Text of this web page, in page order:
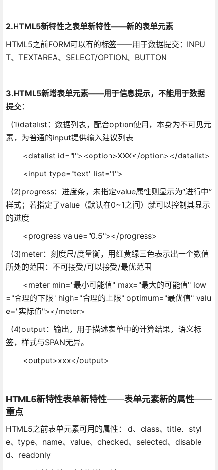
2.HTML5新特性之表单新特性——新的表单元素
HTML5之前FORM可以有的标签——用于数据提交：INPU
T、TEXTAREA、SELECT/OPTION、BUTTON
3.HTML5新增表单元素——用于信息提示，不能用于数据
提交：
(1)datalist：数据列表，配合option使用，本身为不可见元
素，为普通的input提供输入建议列表
<datalist id="l"><option>XXX</option></datalist>
<input type="text" list="l">
(2)progress：进度条，未指定value属性则显示为“进行中”
样式；若指定了value（默认在0~1之间）就可以控制其显示
的进度
<progress value="0.5"></progress>
(3)meter：刻度尺/度量衡，用红黄绿三色表示出一个数值
所处的范围：不可接受/可以接受/最优范围
<meter min="最小可能值" max="最大的可能值" low
="合理的下限" high="合理的上限" optimum="最优值" valu
e="实际值"></meter>
(4)output：输出，用于描述表单中的计算结果，语义标
签，样式与SPAN无异。
<output>xxx</output>
HTML5新特性表单新特性——表单元素新的属性——
重点
HTML5之前表单元素可用的属性：id、class、title、styl
e、type、name、value、checked、selected、disable
d、readonly